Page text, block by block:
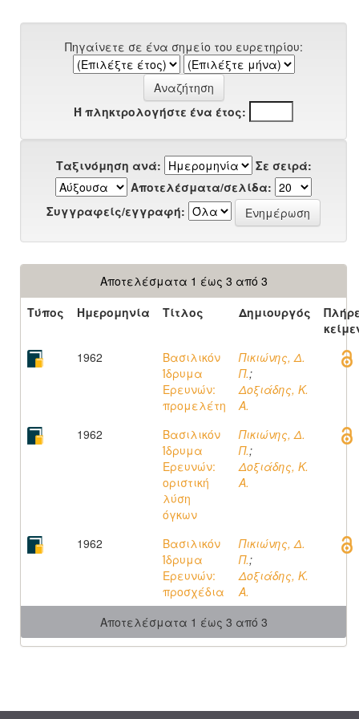
Πηγαίνετε σε ένα σημείο του ευρετηρίου:
Ή πληκτρολογήστε ένα έτος:
Ταξινόμηση ανά:
Σε σειρά:
Αποτελέσματα/σελίδα:
Συγγραφείς/εγγραφή:
Αποτελέσματα 1 έως 3 από 3
Τύπος
Ημερομηνία Τίτλος Δημιουργός
1962
Βασιλικόν
Ίδρυμα
Ερευνών:
προμελέτη
Πικιώνης, Δ.
Π.;
Δοξιάδης, Κ.
Α.
1962
Βασιλικόν
Ίδρυμα
Ερευνών:
οριστική
λύση
όγκων
Πικιώνης, Δ.
Π.;
Δοξιάδης, Κ.
Α.
1962
Βασιλικόν
Ίδρυμα
Ερευνών:
προσχέδια
Πικιώνης, Δ.
Π.;
Δοξιάδης, Κ.
Α.
Αποτελέσματα 1 έως 3 από 3